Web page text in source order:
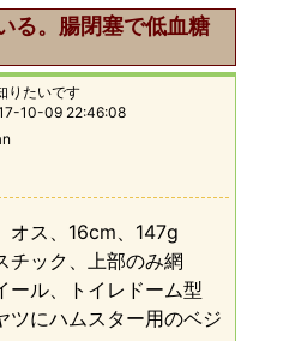
る。腸閉塞で低血糖
りたいです
10-09 22:46:08
オス、16cm、147g
チック、上部のみ網
ール、トイレドーム型
ツにハムスター用のベジ